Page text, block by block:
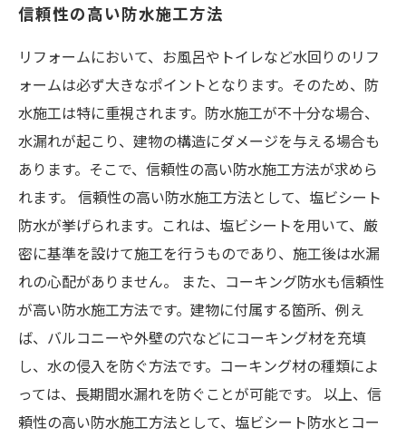
信頼性の高い防水施工方法
リフォームにおいて、お風呂やトイレなど水回りのリフ
ォームは必ず大きなポイントとなります。そのため、防
水施工は特に重視されます。防水施工が不十分な場合、
水漏れが起こり、建物の構造にダメージを与える場合も
あります。そこで、信頼性の高い防水施工方法が求めら
れます。 信頼性の高い防水施工方法として、塩ビシート
防水が挙げられます。これは、塩ビシートを用いて、厳
密に基準を設けて施工を行うものであり、施工後は水漏
れの心配がありません。 また、コーキング防水も信頼性
が高い防水施工方法です。建物に付属する箇所、例え
ば、バルコニーや外壁の穴などにコーキング材を充填
し、水の侵入を防ぐ方法です。コーキング材の種類によ
っては、長期間水漏れを防ぐことが可能です。 以上、信
頼性の高い防水施工方法として、塩ビシート防水とコー